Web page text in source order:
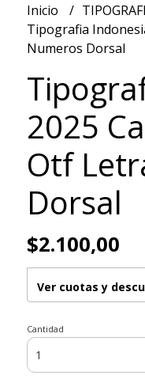
Inicio
Tipografia
Numeros Dorsal
2025
Otf
Dorsal
$2.100,00
Ver cuotas y
Cantidad